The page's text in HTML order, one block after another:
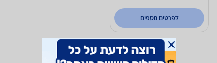
לפרטים נוספים